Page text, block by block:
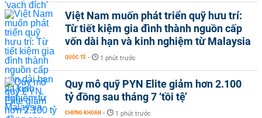
Việt Nam muốn phát triển quỹ hưu trí:
Từ tiết kiệm gia đình thành nguồn cấp
vốn dài hạn và kinh nghiệm từ Malaysia
QUỐC TẾ - 1 phút trước
Quy mô quỹ PYN Elite giảm hơn 2.100
tỷ đồng sau tháng 7 ‘tồi tệ’
CHỨNG KHOÁN - 1 phút trước